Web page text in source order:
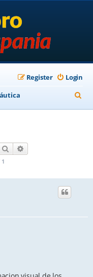
Login
Register
e
Search
1